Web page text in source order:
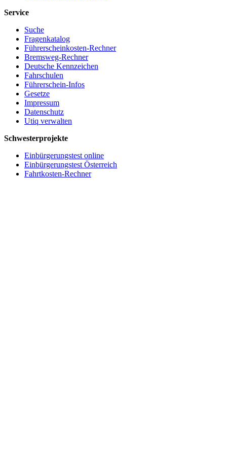
Service
Suche
Fragenkatalog
Führerscheinkosten-Rechner
Bremsweg-Rechner
Deutsche Kennzeichen
Fahrschulen
Führerschein-Infos
Gesetze
Impressum
Datenschutz
Utiq verwalten
Schwesterprojekte
Einbürgerungstest online
Einbürgerungstest Österreich
Fahrtkosten-Rechner